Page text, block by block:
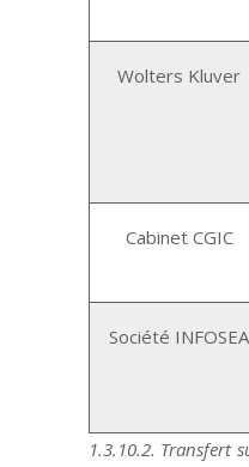
Wolters Kluver
Cabinet CGIC
Société INFOSEA
1.3.10.2. Transfert